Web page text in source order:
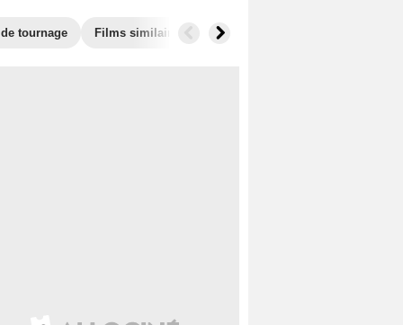
tournage Films similaires